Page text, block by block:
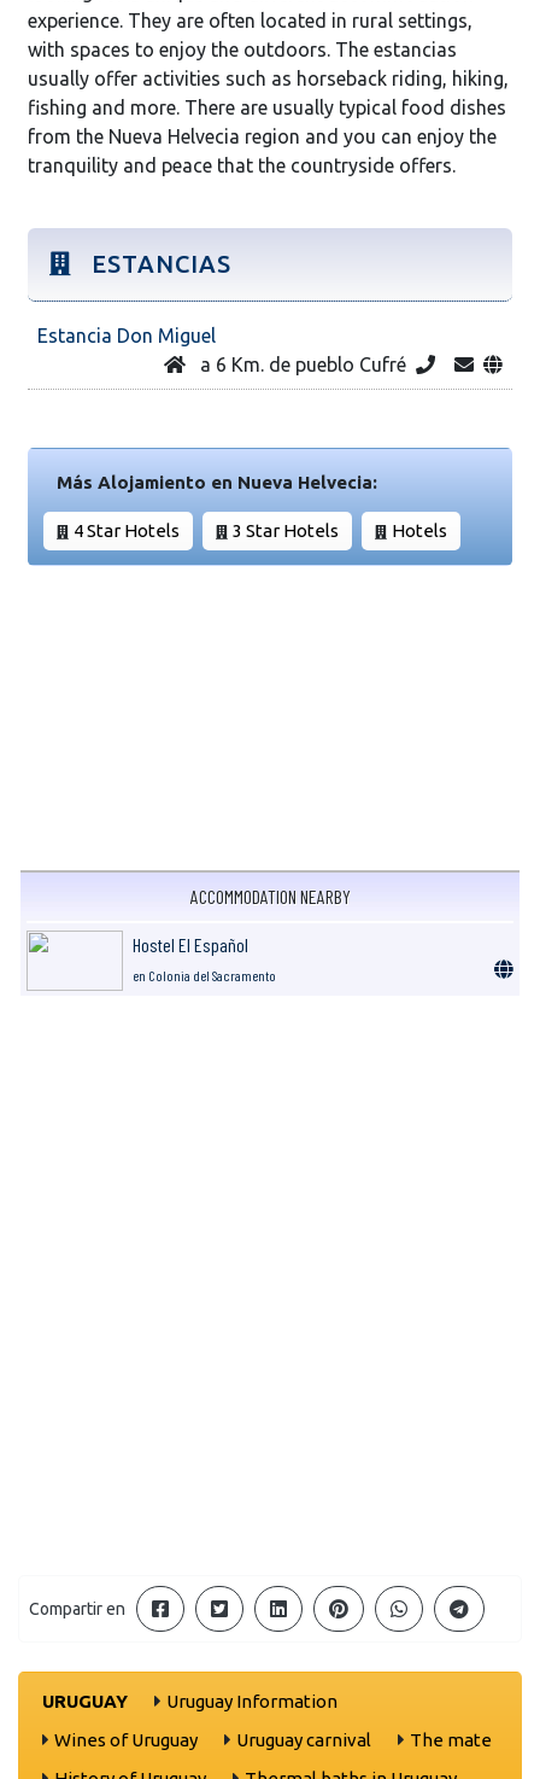
experience. They are often located in rural settings,
with spaces to enjoy the outdoors. The estancias
usually offer activities such as horseback riding, hiking,
fishing and more. There are usually typical food dishes
from the Nueva Helvecia region and you can enjoy the
tranquility and peace that the countryside offers.
ESTANCIAS
Estancia Don Miguel
a 6 Km. de pueblo Cufré
Más Alojamiento en Nueva Helvecia:
4 Star Hotels 3 Star Hotels Hotels
ACCOMMODATION NEARBY
Hostel El Español
en Colonia del Sacramento
Compartir en
URUGUAY
Uruguay Information
Wines of Uruguay
Uruguay carnival
The mate